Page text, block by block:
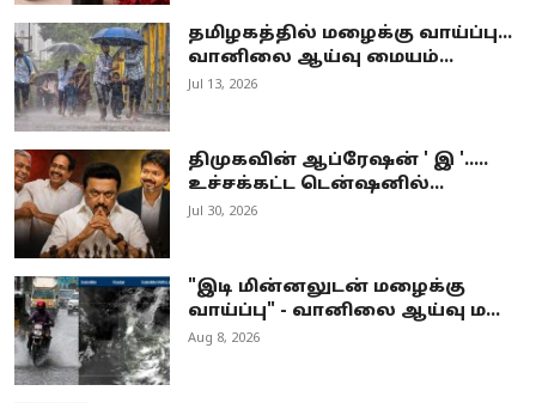
தமிழகத்தில் மழைக்கு வாய்ப்பு...
வானிலை ஆய்வு மையம்...
Jul 13, 2026
திமுகவின் ஆப்ரேஷன் ' இ '.....
உச்சக்கட்ட டென்ஷனில்...
Jul 30, 2026
"இடி மின்னலுடன் மழைக்கு
வாய்ப்பு" - வானிலை ஆய்வு ம...
Aug 8, 2026